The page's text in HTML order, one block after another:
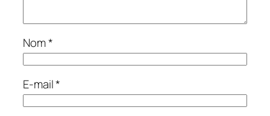
Nom*
E-mail*